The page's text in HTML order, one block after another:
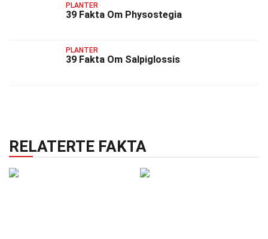
PLANTER
39 Fakta Om Physostegia
PLANTER
39 Fakta Om Salpiglossis
RELATERTE FAKTA